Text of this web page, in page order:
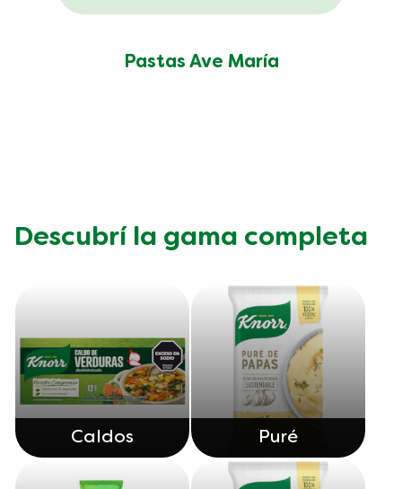
Pastas Ave María
Descubrí la gama completa
Caldos Puré